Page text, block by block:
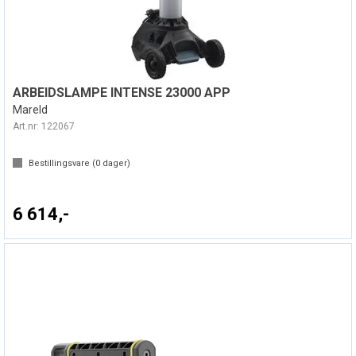
ARBEIDSLAMPE INTENSE 23000 APP
Mareld
Art.nr: 122067
Bestillingsvare (0 dager)
6 614,-